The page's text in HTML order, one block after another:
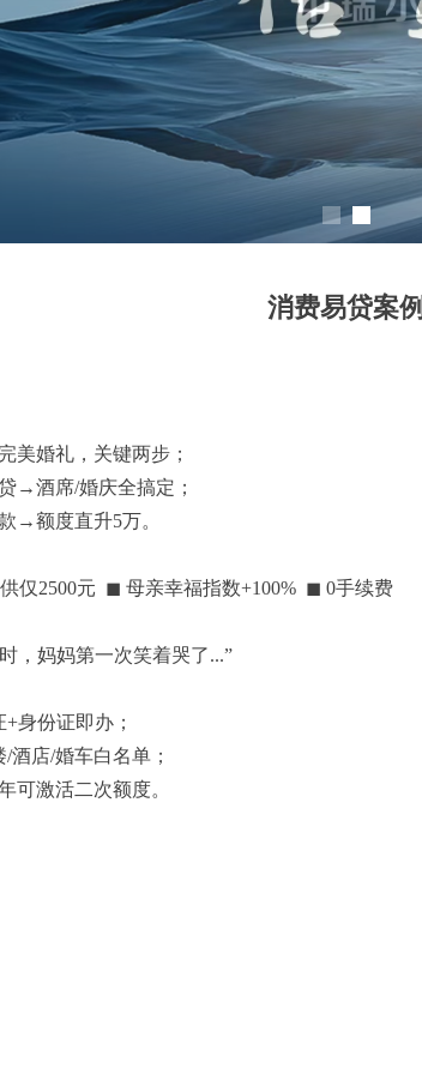
消费易贷案例
美婚礼，关键两步；
→酒席/婚庆全搞定；
时还款→额度直升5万。
仅2500元 ◼ 母亲幸福指数+100% ◼ 0手续费
，妈妈第一次笑着哭了...”
身份证即办；
酒店/婚车白名单；
可激活二次额度。